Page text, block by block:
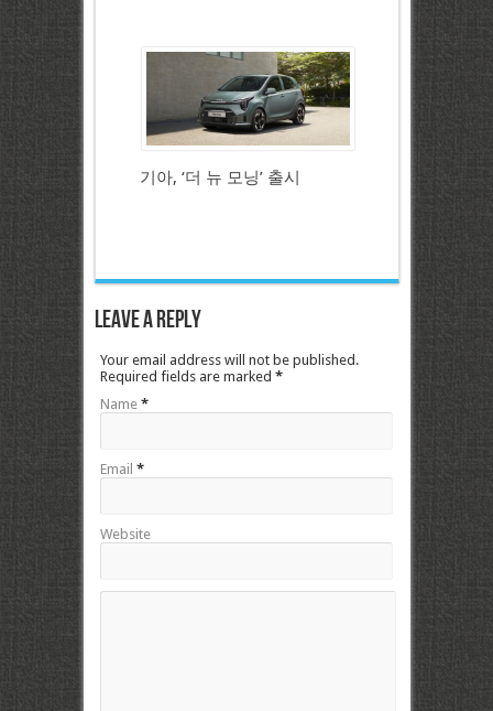
기아, ‘더 뉴 모닝’ 출시
Leave a Reply
Your email address will not be published.
Required fields are marked *
Name *
Email *
Website